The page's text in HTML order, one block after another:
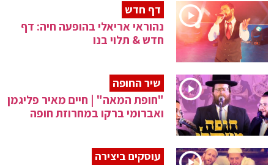
דף חדש
נהוראי אריאלי בהופעה חיה: דף
חדש & תלוי בנו
שיר החופה
"חופת המאה" | חיים מאיר פליגמן
ואברומי ברקו במחרוזת חופה
עוסקים ביצירה